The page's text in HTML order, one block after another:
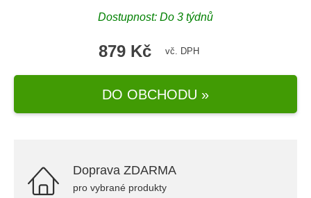
Dostupnost: Do 3 týdnů
879 Kč vč. DPH
DO OBCHODU »
Doprava ZDARMA
pro vybrané produkty